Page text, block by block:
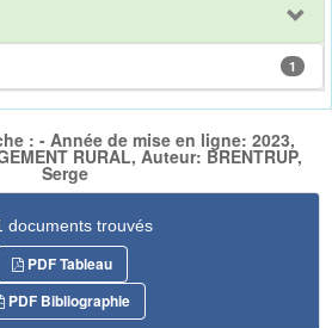
1
: - Année de mise en ligne: 2023,
RURAL, Auteur: BRENTRUP,
Serge
documents trouvés
PDF Tableau
PDF Bibliographie